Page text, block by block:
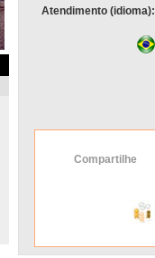
Atendimento (idioma):
Compartilhe